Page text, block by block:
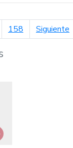
158 Siguiente